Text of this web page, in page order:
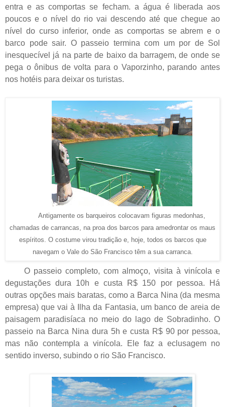
entra e as comportas se fecham. a água é liberada aos
poucos e o nível do rio vai descendo até que chegue ao
nível do curso inferior, onde as comportas se abrem e o
barco pode sair. O passeio termina com um por de Sol
inesquecível já na parte de baixo da barragem, de onde se
pega o ônibus de volta para o Vaporzinho, parando antes
nos hotéis para deixar os turistas.
Antigamente os barqueiros colocavam figuras medonhas,
chamadas de carrancas, na proa dos barcos para amedrontar os maus
espíritos. O costume virou tradição e, hoje, todos os barcos que
navegam o Vale do São Francisco têm a sua carranca.
O passeio completo, com almoço, visita à vinícola e
degustações dura 10h e custa R$ 150 por pessoa. Há
outras opções mais baratas, como a Barca Nina (da mesma
empresa) que vai à Ilha da Fantasia, um banco de areia de
paisagem paradisíaca no meio do lago de Sobradinho. O
passeio na Barca Nina dura 5h e custa R$ 90 por pessoa,
mas não contempla a vinícola. Ele faz a eclusagem no
sentido inverso, subindo o rio São Francisco.